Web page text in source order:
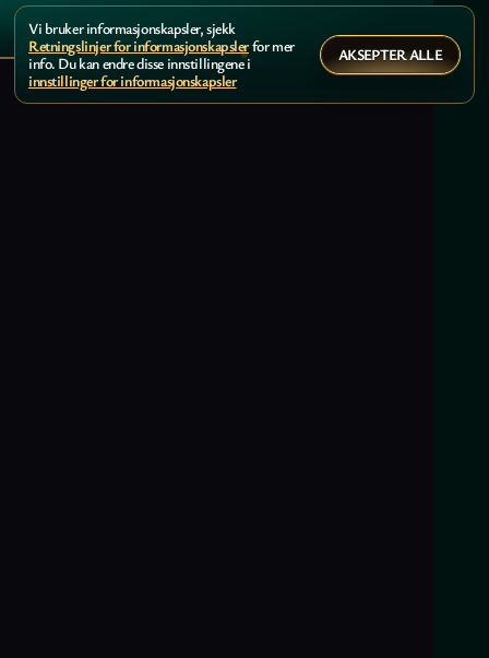
Vi bruker informasjonskapsler, sjekk
Retningslinjer for informasjonskapslerfor mer
info. Du kan endre disse innstillingene i
innstillinger for informasjonskapsler
AKSEPTER ALLE